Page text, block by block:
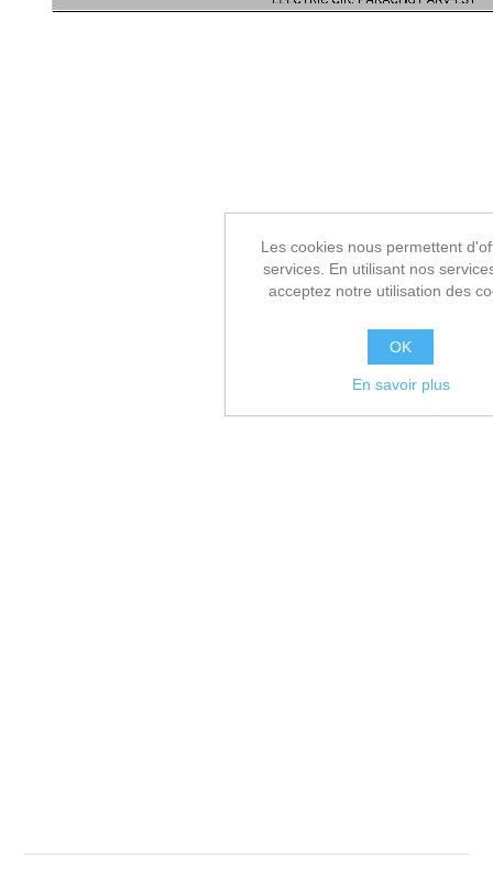
Les cookies nous permettent
services. En utilisant nos
acceptez notre utilisation des
OK
En savoir plus